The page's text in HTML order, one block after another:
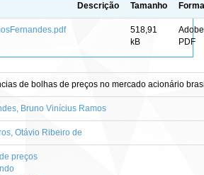
Descrição Tamanho
518,91
kB
Adobe
PDF
de bolhas de preços no mercado acionário
Bruno Vinícius Ramos
Otávio Ribeiro de
preços